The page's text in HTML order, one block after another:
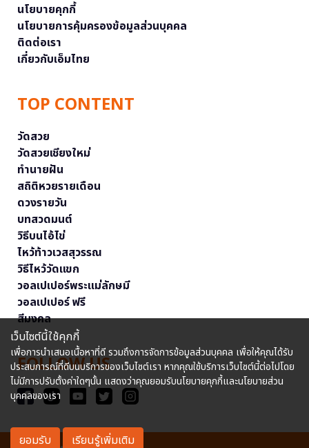
นโยบายคุกกี้
นโยบายการคุ้มครองข้อมูลส่วนบุคคล
ติดต่อเรา
เกี่ยวกับเอ็มไทย
TOP CONTENT
วัดสวย
วัดสวยเชียงใหม่
ทำนายฝัน
สถิติหวยรายเดือน
ดวงรายวัน
บทสวดมนต์
วิธีบนไอ้ไข่
ไหว้ท้าวเวสสุวรรณ
วิธีไหว้วัดแขก
วอลเปเปอร์พระแม่ลักษมี
วอลเปเปอร์ ฟรี
สีมงคล
FOLLOW US
เว็บไซต์นี้ใช้คุกกี้
เพื่อการนำเสนอเนื้อหาที่ดี รวมถึงการจัดการข้อมูลส่วนบุคคล เพื่อให้คุณได้รับ
ประสบการณ์ที่ดีบนบริการของเว็บไซต์เรา หากคุณใช้บริการเว็บไซต์นี้ต่อไปโดย
ไม่มีการปรับตั้งค่าใดๆนั้น แสดงว่าคุณยอมรับนโยบายคุกกี้และนโยบายส่วน
บุคคลของเรา
ยอมรับ เรียนรู้เพิ่มเติม